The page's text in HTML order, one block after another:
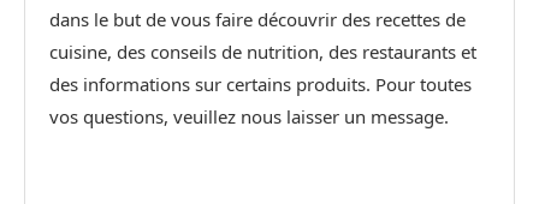
dans le but de vous faire découvrir des recettes de
cuisine, des conseils de nutrition, des restaurants et
des informations sur certains produits. Pour toutes
vos questions, veuillez nous laisser un message.